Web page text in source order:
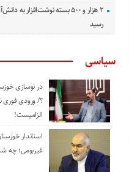
۲ هزار و ۵۰۰ بسته نوشت‌افزار به
رسید
سیاسی
در نوسازی
؟/ ورودی فوری
الزامیست!
استاندار
غیربومی؛ چه